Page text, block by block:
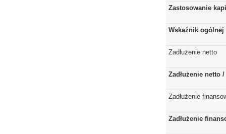
Zastosowanie
Wskaźnik
Zadłużenie netto
Zadłużenie netto
Zadłużenie
Zadłużenie